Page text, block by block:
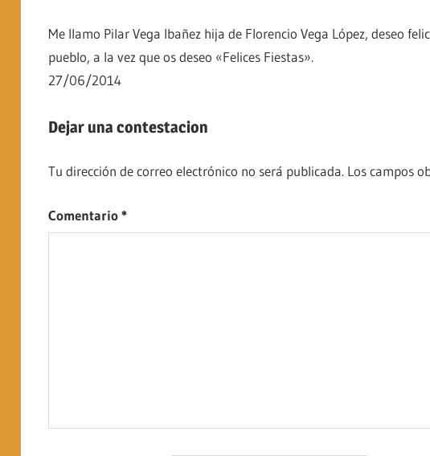
Me llamo Pilar Vega Ibañez hija de Florencio Vega López, deseo
pueblo, a la vez que os deseo «Felices Fiestas».
27/06/2014
Dejar una contestacion
Tu dirección de correo electrónico no será publicada. Los campos
Comentario*